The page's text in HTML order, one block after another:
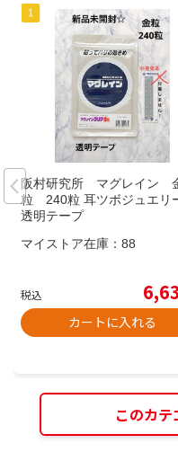
阪村研究所 マグレイン
粒 240粒 耳ツボジュエ
透明テープ
マイストア在庫： 88
税込
カートに入れる
このカ